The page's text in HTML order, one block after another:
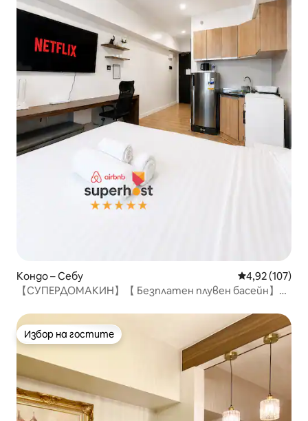
Кондо – Себу Средна
4,92 (107)
【СУПЕРДОМАКИН】【 Безплатен плувен басейн】【
Избор на гостите
Избор на гостите